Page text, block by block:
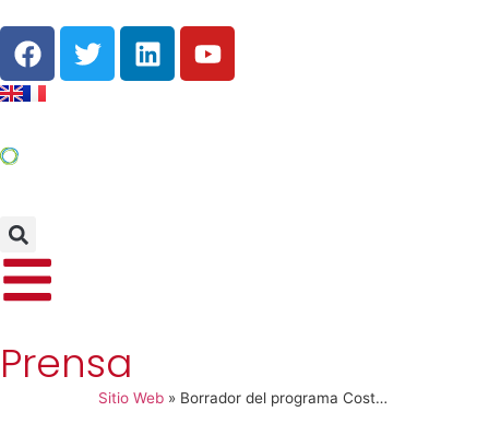
Prensa
Sitio Web» Borrador del programa Costa Rica